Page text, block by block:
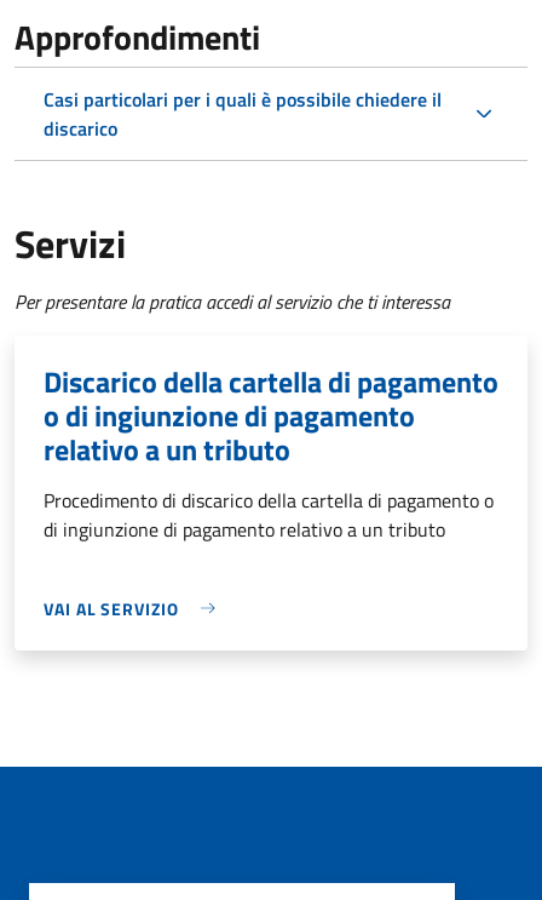
Approfondimenti
Casi particolari per i quali è possibile chiedere il
discarico
Servizi
Per presentare la pratica accedi al servizio che ti interessa
Discarico della cartella di pagamento
o di ingiunzione di pagamento
relativo a un tributo
Procedimento di discarico della cartella di pagamento o
di ingiunzione di pagamento relativo a un tributo
VAI AL SERVIZIO